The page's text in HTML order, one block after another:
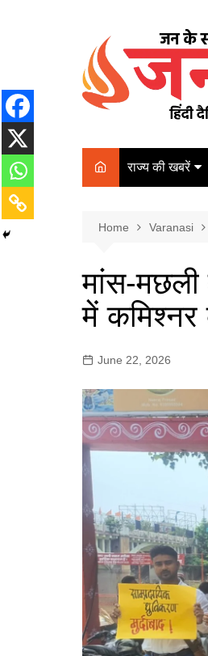
राज्य की खबरें
कोलकाता
नई दिल्ली
मुम्बई
Home Varanasi
मांस-मछली
में कमिश्नर
June 22, 2026